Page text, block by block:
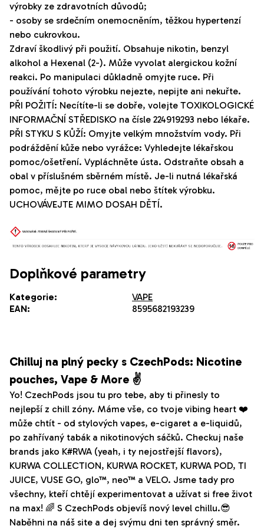
výrobky ze zdravotních důvodů;
- osoby se srdečním onemocněním, těžkou hypertenzí
nebo cukrovkou.
Zdraví škodlivý při použití. Obsahuje nikotin, benzyl
alkohol a Hexenal (2-). Může vyvolat alergickou kožní
reakci. Po manipulaci důkladně omyjte ruce. Při
používání tohoto výrobku nejezte, nepijte ani nekuřte.
PŘI POŽITÍ: Necítíte-li se dobře, volejte TOXIKOLOGICKÉ
INFORMAČNÍ STŘEDISKO na čísle 224919293 nebo lékaře.
PŘI STYKU S KŮŽÍ: Omyjte velkým množstvím vody. Při
podráždění kůže nebo vyrážce: Vyhledejte lékařskou
pomoc/ošetření. Vypláchněte ústa. Odstraňte obsah a
obal v příslušném sběrném místě. Je-li nutná lékařská
pomoc, mějte po ruce obal nebo štítek výrobku.
UCHOVÁVEJTE MIMO DOSAH DĚTÍ.
Doplňkové parametry
Kategorie:
VAPE
EAN: 8595682193239
Chilluj na plný pecky s CzechPods: Nicotine
pouches, Vape & More ✌️
Yo! CzechPods jsou tu pro tebe, aby ti přinesly to
nejlepší z chill zóny. Máme vše, co tvoje vibing heart ❤️
může chtít - od stylových vapes, e-cigaret a e-liquidů,
po zahřívaný tabák a nikotinových sáčků. Checkuj naše
brands jako K#RWA (yeah, i ty nejostřejší flavors),
KURWA COLLECTION, KURWA ROCKET, KURWA POD, TI
JUICE, VUSE GO, glo™, neo™ a VELO. Jsme tady pro
všechny, kteří chtějí experimentovat a užívat si free život
na max! 🌈 S CzechPods objevíš nový level chillu.😎
Naběhni na náš site a dej svýmu dni ten správný směr.